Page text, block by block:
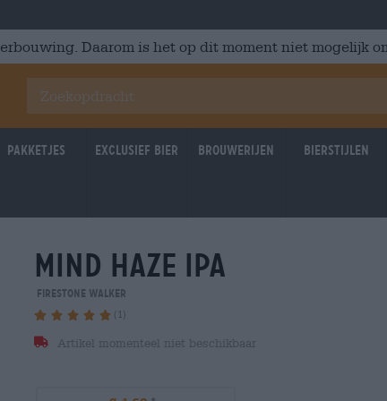
Daarom is het op dit moment niet mogelijk
Pakketjes Exclusief Bier Brouwerijen Bierstijlen
mind haze ipa
Firestone Walker
(1)
Artikel momenteel niet beschikbaar